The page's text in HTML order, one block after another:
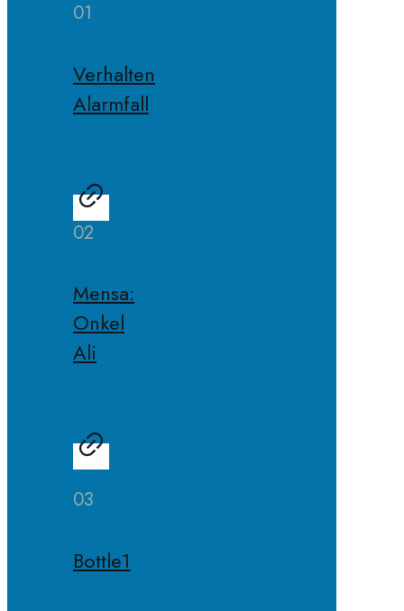
01
Verhalten
Alarmfall
02
Mensa:
Onkel
Ali
03
Bottle1